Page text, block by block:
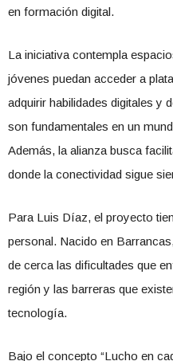
en formación digital.
La iniciativa contempla
jóvenes puedan acceder a
adquirir habilidades digitales y
son fundamentales en un
Además, la alianza busca
donde la conectividad sigue
Para Luis Díaz, el proyecto
personal. Nacido en
de cerca las dificultades que
región y las barreras que
tecnología.
Bajo el concepto “Lucho en